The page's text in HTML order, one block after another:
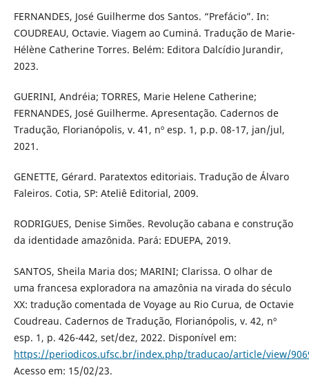
FERNANDES, José Guilherme dos Santos. “Prefácio”. In:
COUDREAU, Octavie. Viagem ao Cuminá. Tradução de Marie-
Hélène Catherine Torres. Belém: Editora Dalcídio Jurandir,
2023.
GUERINI, Andréia; TORRES, Marie Helene Catherine;
FERNANDES, José Guilherme. Apresentação. Cadernos de
Tradução, Florianópolis, v. 41, nº esp. 1, p.p. 08-17, jan/jul,
2021.
GENETTE, Gérard. Paratextos editoriais. Tradução de Álvaro
Faleiros. Cotia, SP: Ateliê Editorial, 2009.
RODRIGUES, Denise Simões. Revolução cabana e construção
da identidade amazônida. Pará: EDUEPA, 2019.
SANTOS, Sheila Maria dos; MARINI; Clarissa. O olhar de
uma francesa exploradora na amazônia na virada do século
XX: tradução comentada de Voyage au Rio Curua, de Octavie
Coudreau. Cadernos de Tradução, Florianópolis, v. 42, nº
esp. 1, p. 426-442, set/dez, 2022. Disponível em:
https://periodicos.ufsc.br/index.php/traducao/article/view/
Acesso em: 15/02/23.